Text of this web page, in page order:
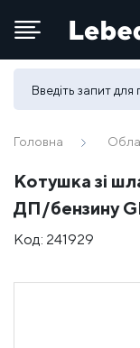
Головна
Котушка зі
ДП/бензину
Код: 241929